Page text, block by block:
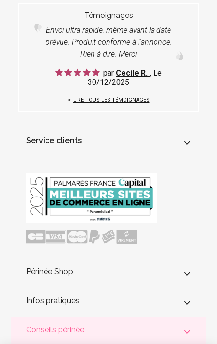
Témoignages
Envoi ultra rapide, même avant la date
prévue. Produit conforme à l'annonce.
Rien à dire. Merci
par Cecile R. , Le
30/12/2025
LIRE TOUS LES TÉMOIGNAGES
Service clients
Périnée Shop
Infos pratiques
Conseils périnée